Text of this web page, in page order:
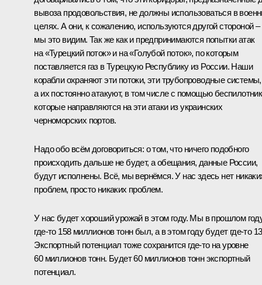
вывоза продовольствия, не должны использоваться в
целях. А они, к сожалению, используются другой стороной –
мы это видим. Так же как и предпринимаются попытки атак
на «Турецкий поток» и на «Голубой поток», по которым
поставляется газ в Турецкую Республику из России. Наши
корабли охраняют эти потоки, эти трубопроводные системы,
а их постоянно атакуют, в том числе с помощью
которые направляются на эти атаки из украинских
черноморских портов.
Надо обо всём договориться: о том, что ничего подобного
происходить дальше не будет, а обещания, данные России,
будут исполнены. Всё, мы вернёмся. У нас здесь нет
проблем, просто никаких проблем.
У нас будет хороший урожай в этом году. Мы в прошлом
где-то 158 миллионов тонн был, а в этом году будет где-то
Экспортный потенциал тоже сохранится где-то на уровне
60 миллионов тонн. Будет 60 миллионов тонн экспортный
потенциал.